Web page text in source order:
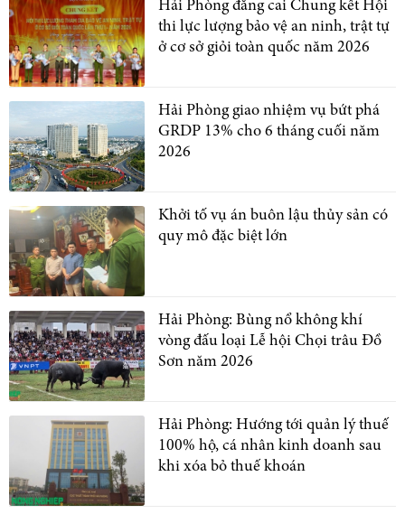
Hải Phòng đăng cai Chung kết Hội
thi lực lượng bảo vệ an ninh, trật tự
ở cơ sở giỏi toàn quốc năm 2026
Hải Phòng giao nhiệm vụ bứt phá
GRDP 13% cho 6 tháng cuối năm
2026
Khởi tố vụ án buôn lậu thủy sản có
quy mô đặc biệt lớn
Hải Phòng: Bùng nổ không khí
vòng đấu loại Lễ hội Chọi trâu Đồ
Sơn năm 2026
Hải Phòng: Hướng tới quản lý thuế
100% hộ, cá nhân kinh doanh sau
khi xóa bỏ thuế khoán